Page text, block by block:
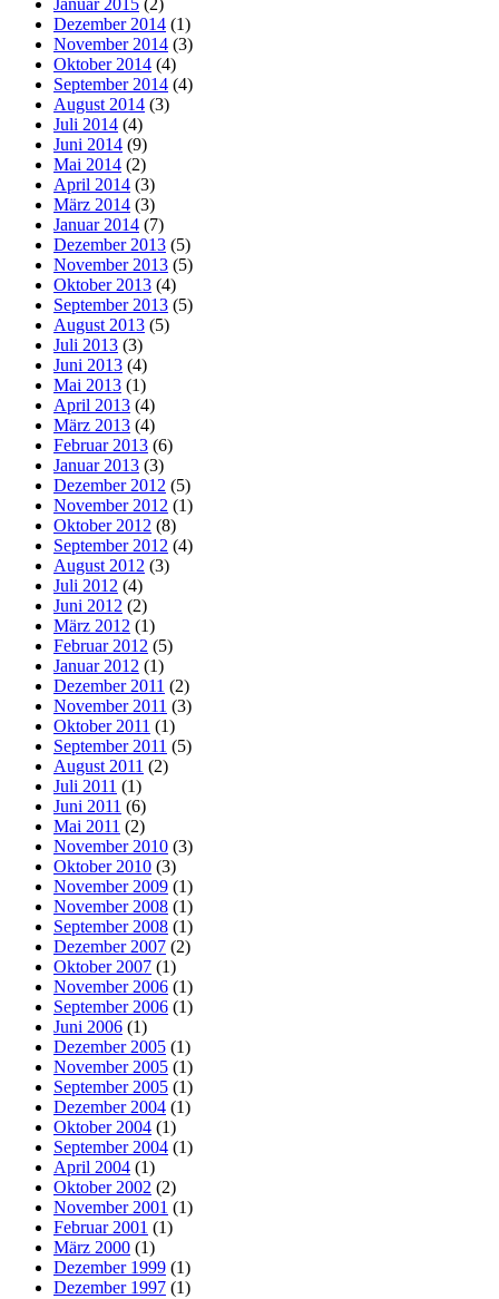
Januar 2015 (2)
Dezember 2014 (1)
November 2014 (3)
Oktober 2014 (4)
September 2014 (4)
August 2014 (3)
Juli 2014 (4)
Juni 2014 (9)
Mai 2014 (2)
April 2014 (3)
März 2014 (3)
Januar 2014 (7)
Dezember 2013 (5)
November 2013 (5)
Oktober 2013 (4)
September 2013 (5)
August 2013 (5)
Juli 2013 (3)
Juni 2013 (4)
Mai 2013 (1)
April 2013 (4)
März 2013 (4)
Februar 2013 (6)
Januar 2013 (3)
Dezember 2012 (5)
November 2012 (1)
Oktober 2012 (8)
September 2012 (4)
August 2012 (3)
Juli 2012 (4)
Juni 2012 (2)
März 2012 (1)
Februar 2012 (5)
Januar 2012 (1)
Dezember 2011 (2)
November 2011 (3)
Oktober 2011 (1)
September 2011 (5)
August 2011 (2)
Juli 2011 (1)
Juni 2011 (6)
Mai 2011 (2)
November 2010 (3)
Oktober 2010 (3)
November 2009 (1)
November 2008 (1)
September 2008 (1)
Dezember 2007 (2)
Oktober 2007 (1)
November 2006 (1)
September 2006 (1)
Juni 2006 (1)
Dezember 2005 (1)
November 2005 (1)
September 2005 (1)
Dezember 2004 (1)
Oktober 2004 (1)
September 2004 (1)
April 2004 (1)
Oktober 2002 (2)
November 2001 (1)
Februar 2001 (1)
März 2000 (1)
Dezember 1999 (1)
Dezember 1997 (1)